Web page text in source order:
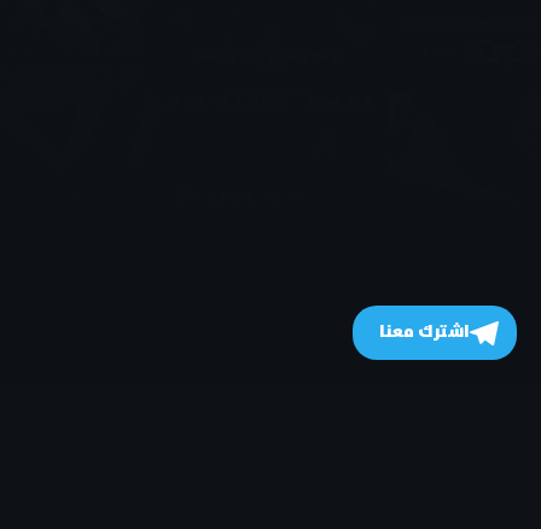
اشترك معنا